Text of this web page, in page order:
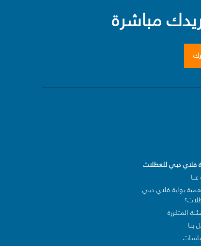
مباشرة
فلاي دبي للعطلات
بوابة فلاي دبي
المتكررة
بنا